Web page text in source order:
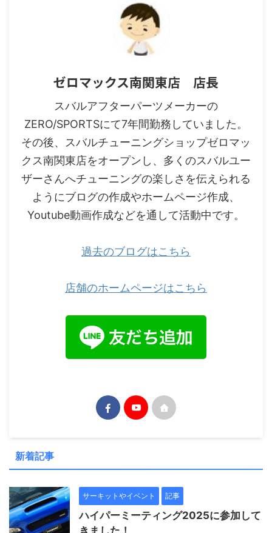
ゼロマックス南関東店 店長
スバルアフターパーツメーカーの
ZERO/SPORTSにて7年間勤務していました。
その後、スバルチューニングショップゼロマッ
クス南関東店をオープンし、多くのスバルユー
ザーさんへチューニングの楽しさを伝えられる
ようにブログの作成やホームページ作成、
Youtube動画作成などを通して活動中です。
過去のブログはこちら
店舗のホームページはこちら
新着記事
サーキットやイベント 記事
ハイパーミーティング2025に参加して